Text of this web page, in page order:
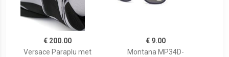
€ 200.00
Versace Paraplu met
€ 9.00
Montana MP34D-